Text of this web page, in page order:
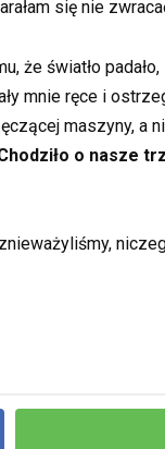
się nie
że światło padało,
mnie ręce i
maszyny, a
o nasze